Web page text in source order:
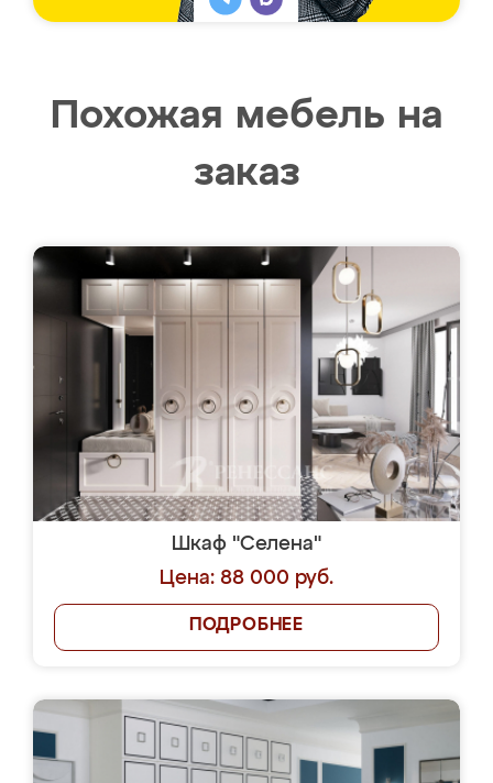
Похожая мебель на
заказ
Шкаф "Селена"
Цена: 88 000 руб.
ПОДРОБНЕЕ